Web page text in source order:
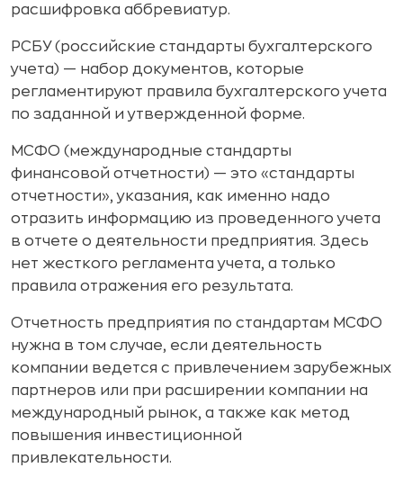
расшифровка аббревиатур.
РСБУ (российские стандарты бухгалтерского
учета) — набор документов, которые
регламентируют правила бухгалтерского учета
по заданной и утвержденной форме.
МСФО (международные стандарты
финансовой отчетности) — это «стандарты
отчетности», указания, как именно надо
отразить информацию из проведенного учета
в отчете о деятельности предприятия. Здесь
нет жесткого регламента учета, а только
правила отражения его результата.
Отчетность предприятия по стандартам МСФО
нужна в том случае, если деятельность
компании ведется с привлечением зарубежных
партнеров или при расширении компании на
международный рынок, а также как метод
повышения инвестиционной
привлекательности.